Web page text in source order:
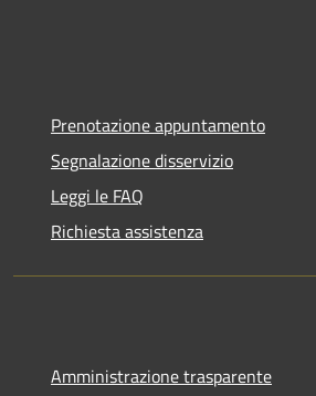
Prenotazione appuntamento
Segnalazione disservizio
Leggi le FAQ
Richiesta assistenza
Amministrazione trasparente